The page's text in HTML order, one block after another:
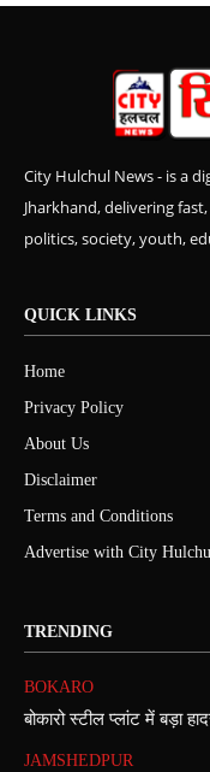
City Hulchul News - is a
Jharkhand, delivering
politics, society, youth,
QUICK LINKS
Home
Privacy Policy
About Us
Disclaimer
Terms and Conditions
Advertise with City
TRENDING
BOKARO
बोकारो स्टील प्लांट में बड़ा
JAMSHEDPUR